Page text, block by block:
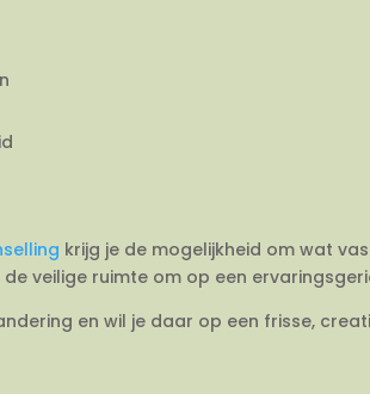
krijg je de mogelijkheid om wat
de veilige ruimte om op een
en wil je daar op een frisse,